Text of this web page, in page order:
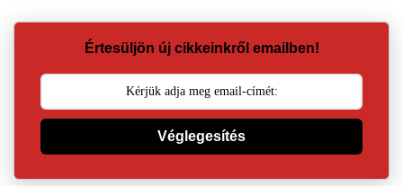
Értesüljön új cikkeinkről emailben!
Véglegesítés